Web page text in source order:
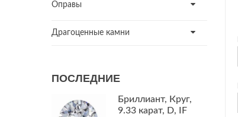
Оправы
Драгоценные камни
ПОСЛЕДНИЕ
Бриллиант, Круг,
9.33 карат, D, IF